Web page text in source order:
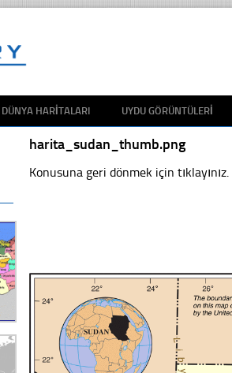
HARITALARI UYDU GÖRÜNTÜLERI
harita_sudan_thumb.png
Konusuna geri dönmek için tıklayınız.